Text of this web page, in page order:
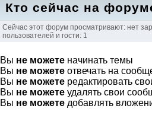
Кто сейчас на
Сейчас этот форум просматривают: нет
пользователей и гости: 1
Вы не можете начинать темы
Вы не можете отвечать на
Вы не можете редактировать
Вы не можете удалять свои
Вы не можете добавлять